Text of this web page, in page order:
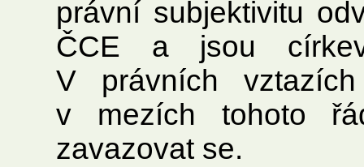
právní subjektivitu
ČCE a jsou
V právních
v mezích tohoto
zavazovat se.